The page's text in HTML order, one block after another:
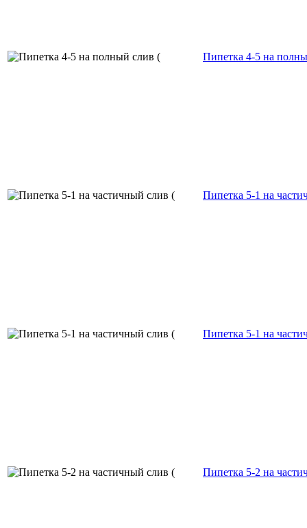
Пипетка 4-5 на
Пипетка 5-1 на
Пипетка 5-1 на
Пипетка 5-2 на